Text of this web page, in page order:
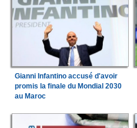
Gianni Infantino accusé d'avoir
promis la finale du Mondial 2030
au Maroc